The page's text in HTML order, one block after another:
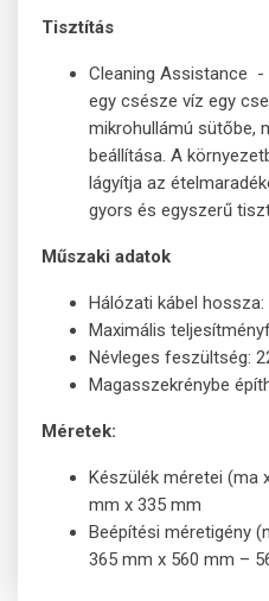
Tisztítás
Cleaning Assistance -
egy csésze víz egy
mikrohullámú sütőbe,
beállítása. A
lágyítja az
gyors és egyszerű
Műszaki adatok
Hálózati kábel hossza:
Maximális
Névleges feszültség:
Magasszekrénybe
Méretek:
Készülék méretei (ma
mm x 335 mm
Beépítési méretigény
365 mm x 560 mm –